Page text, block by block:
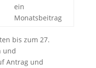
ein
Monatsbeitrag
bis zum 27.
und
Antrag und